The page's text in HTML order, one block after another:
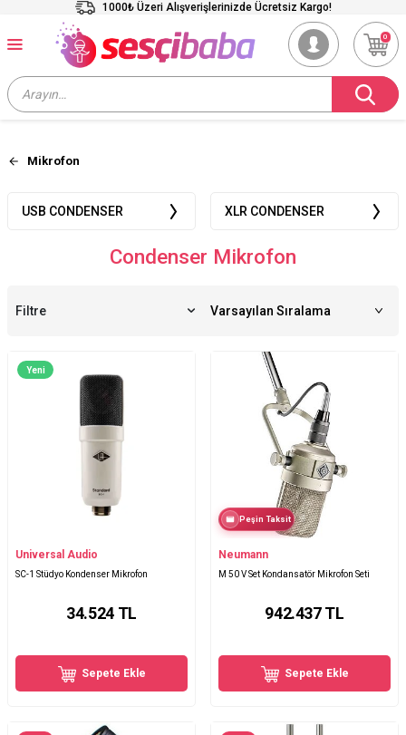
1000₺ Üzeri Alışverişlerinizde Ücretsiz Kargo!
0
Mikrofon
USB CONDENSER XLR CONDENSER
Condenser Mikrofon
Filtre
Yeni
Universal Audio
SC-1 Stüdyo Kondenser Mikrofon
34.524TL
Sepete Ekle
Peşin Taksit
Neumann
M 50 V Set Kondansatör Mikrofon Seti
942.437TL
Sepete Ekle